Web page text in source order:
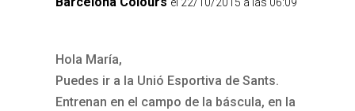
el 22/10/2015 a las 06:09
Hola María,
Puedes ir a la Unió Esportiva de Sants.
Entrenan en el campo de la báscula, en la